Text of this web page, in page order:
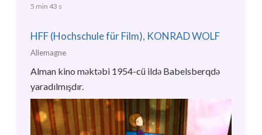
5 min 43 s
HFF (Hochschule für Film), KONRAD WOLF
Allemagne
Alman kino məktəbi 1954-cü ildə Babelsberqdə
yaradılmışdır.